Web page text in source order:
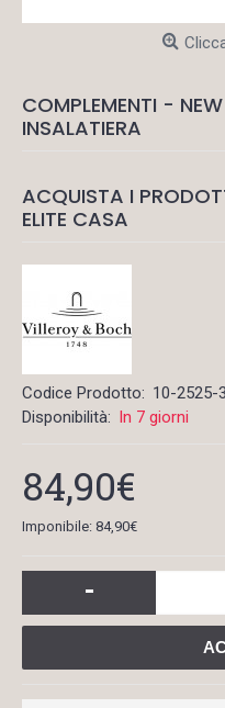
COMPLEMENTI -
INSALATIERA
ACQUISTA I
ELITE CASA
Codice Prodotto: 10-2525-
Disponibilità: In 7 giorni
84,90€
Imponibile: 84,90€
-